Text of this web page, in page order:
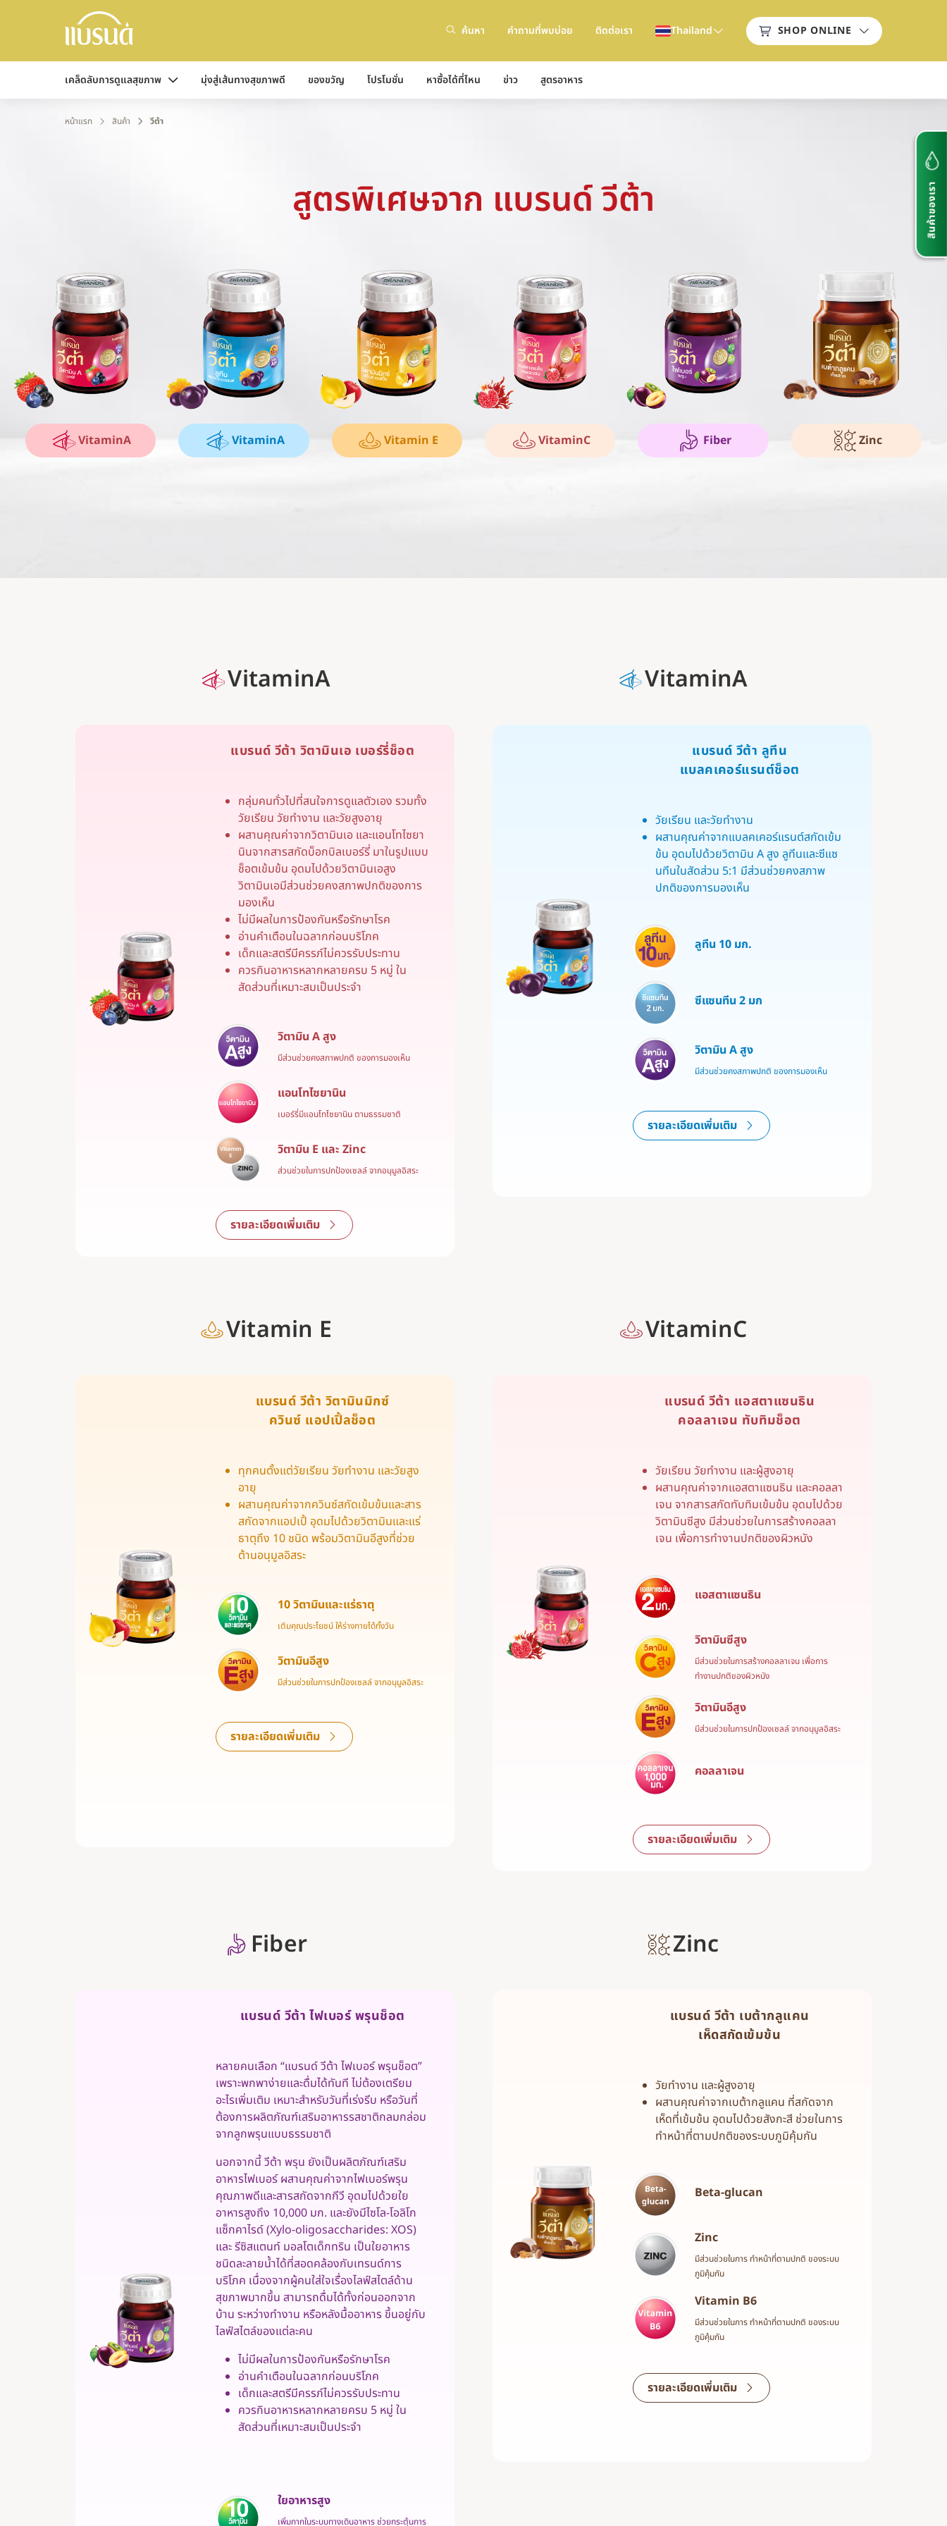
ค้นหา คำถามที่พบบ่อย ติดต่อเรา Thailand SHOP ONLINE
เคล็ดลับการดูแลสุขภาพ มุ่งสู่เส้นทางสุขภาพดี ของขวัญ โปรโมชั่น หาซื้อได้ที่ไหน ข่าว สูตรอาหาร
หน้าแรก สินค้า วีต้า
สูตรพิเศษจาก แบรนด์ วีต้า
VitaminA VitaminA Vitamin E VitaminC Fiber Zinc
VitaminA
แบรนด์ วีต้า วิตามินเอ เบอร์รี่ช็อต
กลุ่มคนทั่วไปที่สนใจการดูแลตัวเอง รวมทั้ง
วัยเรียน วัยทำงาน และวัยสูงอายุ
ผสานคุณค่าจากวิตามินเอ และแอนโทไซยา
นินจากสารสกัดบ็อกบิลเบอร์รี่ มาในรูปแบบ
ช็อตเข้มข้น อุดมไปด้วยวิตามินเอสูง
วิตามินเอมีส่วนช่วยคงสภาพปกติของการ
มองเห็น
ไม่มีผลในการป้องกันหรือรักษาโรค
อ่านคำเตือนในฉลากก่อนบริโภค
เด็กและสตรีมีครรภ์ไม่ควรรับประทาน
ควรกินอาหารหลากหลายครบ 5 หมู่ ใน
สัดส่วนที่เหมาะสมเป็นประจำ
วิตามิน A สูง
มีส่วนช่วยคงสภาพปกติ ของการมองเห็น
แอนโทไซยานิน
เบอร์รี่มีแอนโทไซยานิน ตามธรรมชาติ
วิตามิน E และ Zinc
ส่วนช่วยในการปกป้องเซลล์ จากอนุมูลอิสระ
รายละเอียดเพิ่มเติม
VitaminA
แบรนด์ วีต้า ลูทีน
แบลคเคอร์แรนต์ช็อต
วัยเรียน และวัยทำงาน
ผสานคุณค่าจากแบลคเคอร์แรนต์สกัดเข้ม
ข้น​ อุดมไปด้วยวิตามิน A สูง ลูทีนและซีแซ
นทีนในสัดส่วน 5:1 มีส่วนช่วยคงสภาพ
ปกติของการมองเห็น
ลูทีน 10 มก.
ซีแซนทีน 2 มก
วิตามิน A สูง
มีส่วนช่วยคงสภาพปกติ ของการมองเห็น
รายละเอียดเพิ่มเติม
Vitamin E
แบรนด์ วีต้า วิตามินมิกซ์
ควินซ์ แอปเปิ้ลช็อต
ทุกคนตั้งแต่วัยเรียน วัยทำงาน และวัยสูง
อายุ
ผสานคุณค่าจากควินซ์สกัดเข้มข้นและสาร
สกัดจากแอปเปิ้ อุดมไปด้วยวิตามินและแร่
ธาตุถึง 10 ชนิด พร้อมวิตามินอีสูงที่ช่วย
ต้านอนุมูลอิสระ
10 วิตามินและแร่ธาตุ
เติมคุณประโยชน์ ให้ร่างกายได้ทั้งวัน
วิตามินอีสูง
มีส่วนช่วยในการปกป้องเซลล์ จากอนุมูลอิสระ
รายละเอียดเพิ่มเติม
VitaminC
แบรนด์ วีต้า แอสตาแซนธิน
คอลลาเจน ทับทิมช็อต
วัยเรียน วัยทำงาน และผู้สูงอายุ
ผสานคุณค่าจากแอสตาแซนธิน และคอลลา
เจน จากสารสกัดทับทิมเข้มข้น อุดมไปด้วย
วิตามินซีสูง มีส่วนช่วยในการสร้างคอลลา
เจน เพื่อการทำงานปกติของผิวหนัง
แอสตาแซนธิน
วิตามินซีสูง
มีส่วนช่วยในการสร้างคอลลาเจน เพื่อการ
ทำงานปกติของผิวหนัง
วิตามินอีสูง
มีส่วนช่วยในการปกป้องเซลล์ จากอนุมูลอิสระ
คอลลาเจน
รายละเอียดเพิ่มเติม
Fiber
แบรนด์ วีต้า ไฟเบอร์ พรุนช็อต
หลายคนเลือก “แบรนด์ วีต้า ไฟเบอร์ พรุนช็อต”
เพราะพกพาง่ายและดื่มได้ทันที ไม่ต้องเตรียม
อะไรเพิ่มเติม เหมาะสำหรับวันที่เร่งรีบ หรือวันที่
ต้องการผลิตภัณฑ์เสริมอาหารรสชาติกลมกล่อม
จากลูกพรุนแบบธรรมชาติ
นอกจากนี้ วีต้า พรุน ยังเป็นผลิตภัณฑ์เสริม
อาหารไฟเบอร์ ผสานคุณค่าจากไฟเบอร์พรุน
คุณภาพดีและสารสกัดจากกีวี อุดมไปด้วยใย
อาหารสูงถึง 10,000 มก. และยังมีไซโล-โอลิโก
แซ็กคาไรด์ (Xylo-oligosaccharides: XOS)
และ รีซิสแตนท์ มอลโตเด็กทริน เป็นใยอาหาร
ชนิดละลายน้ำได้ที่สอดคล้องกับเทรนด์การ
บริโภค เนื่องจากผู้คนใส่ใจเรื่องไลฟ์สไตล์ด้าน
สุขภาพมากขึ้น สามารถดื่มได้ทั้งก่อนออกจาก
บ้าน ระหว่างทำงาน หรือหลังมื้ออาหาร ขึ้นอยู่กับ
ไลฟ์สไตล์ของแต่ละคน
ไม่มีผลในการป้องกันหรือรักษาโรค
อ่านคำเตือนในฉลากก่อนบริโภค
เด็กและสตรีมีครรภ์ไม่ควรรับประทาน
ควรกินอาหารหลากหลายครบ 5 หมู่ ใน
สัดส่วนที่เหมาะสมเป็นประจำ
ใยอาหารสูง
เพิ่มกากในระบบทางเดินอาหาร ช่วยกระตุ้นการ
Zinc
แบรนด์ วีต้า เบต้ากลูแคน
เห็ดสกัดเข้มข้น
วัยทำงาน และผู้สูงอายุ
ผสานคุณค่าจากเบต้ากลูแคน ที่สกัดจาก
เห็ดที่เข้มข้น อุดมไปด้วยสังกะสี ช่วยในการ
ทำหน้าที่ตามปกติของระบบภูมิคุ้มกัน
Beta-glucan
Zinc
มีส่วนช่วยในการ ทําหน้าที่ตามปกติ ของระบบ
ภูมิคุ้มกัน
Vitamin B6
มีส่วนช่วยในการ ทําหน้าที่ตามปกติ ของระบบ
ภูมิคุ้มกัน
รายละเอียดเพิ่มเติม
สินค้าของเรา